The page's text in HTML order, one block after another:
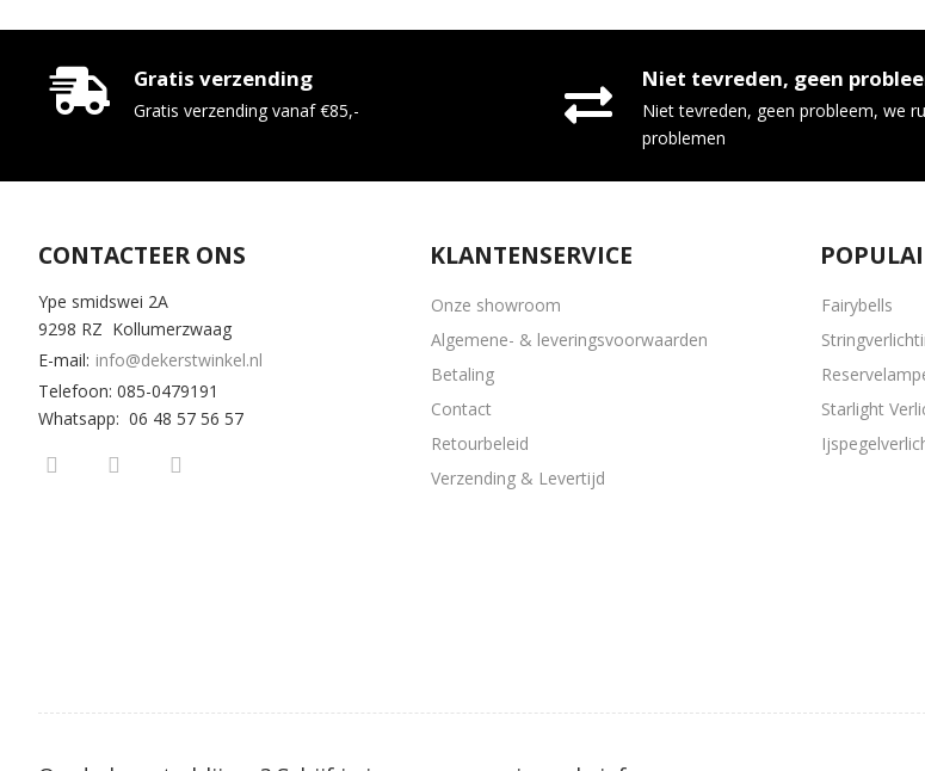
Gratis verzending
Gratis verzending vanaf €85,-
Niet tevreden, geen
Niet tevreden, geen probleem, we
problemen
CONTACTEER ONS
Ype smidswei 2A
9298 RZ Kollumerzwaag
E-mail: info@dekerstwinkel.nl
Telefoon: 085-0479191
Whatsapp: 06 48 57 56 57
KLANTENSERVICE
Onze showroom
Algemene- & leveringsvoorwaarden
Betaling
Contact
Retourbeleid
Verzending & Levertijd
Fairybells
Starlight